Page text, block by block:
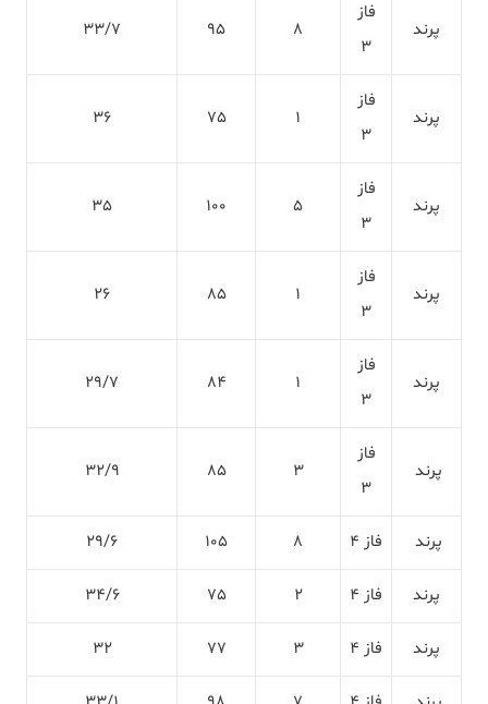
پرند
فاز
3
8
95
33/7
پرند
فاز
3
1
75
36
پرند
فاز
3
5
100
35
پرند
فاز
3
1
85
26
پرند
فاز
3
1
84
29/7
پرند
فاز
3
3
85
32/9
پرند فاز 4 8
105
29/6
پرند فاز 4 2
75
34/6
پرند فاز 4 3
77
32